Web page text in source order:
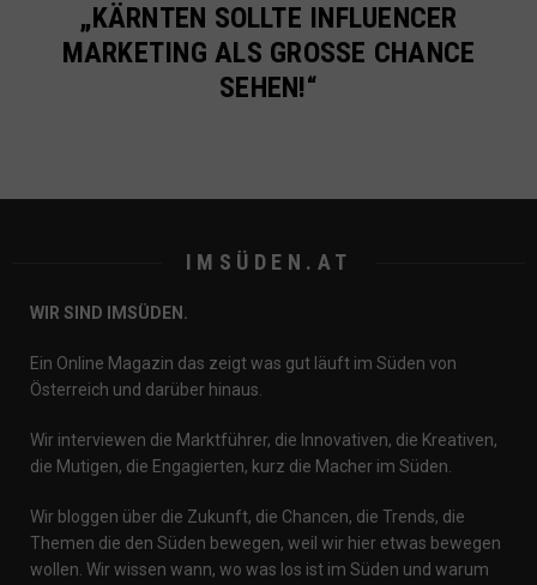
„KÄRNTEN SOLLTE INFLUENCER
MARKETING ALS GROSSE CHANCE S
EHEN!“
IMSÜDEN.AT
WIR SIND IMSÜDEN.
Ein Online Magazin das zeigt was gut läuft im Süden von
Österreich und darüber hinaus.
Wir interviewen die Marktführer, die Innovativen, die Kreativen,
die Mutigen, die Engagierten, kurz die Macher im Süden.
Wir bloggen über die Zukunft, die Chancen, die Trends, die
Themen die den Süden bewegen, weil wir hier etwas bewegen
wollen. Wir wissen wann, wo was los ist im Süden und warum